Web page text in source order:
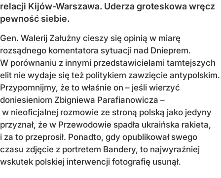
relacji Kijów-Warszawa. Uderza groteskowa wręcz
pewność siebie.
Gen. Walerij Załużny cieszy się opinią w miarę
rozsądnego komentatora sytuacji nad Dnieprem.
W porównaniu z innymi przedstawicielami tamtejszych
elit nie wydaje się też politykiem zawzięcie antypolskim.
Przypomnijmy, że to właśnie on – jeśli wierzyć
doniesieniom Zbigniewa Parafianowicza –
w nieoficjalnej rozmowie ze stroną polską jako jedyny
przyznał, że w Przewodowie spadła ukraińska rakieta,
i za to przeprosił. Ponadto, gdy opublikował swego
czasu zdjęcie z portretem Bandery, to najwyraźniej
wskutek polskiej interwencji fotografię usunął.